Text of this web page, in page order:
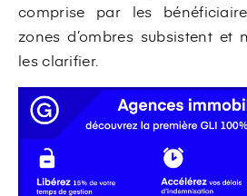
comprise par les
zones d’ombres subsistent et
les clarifier.